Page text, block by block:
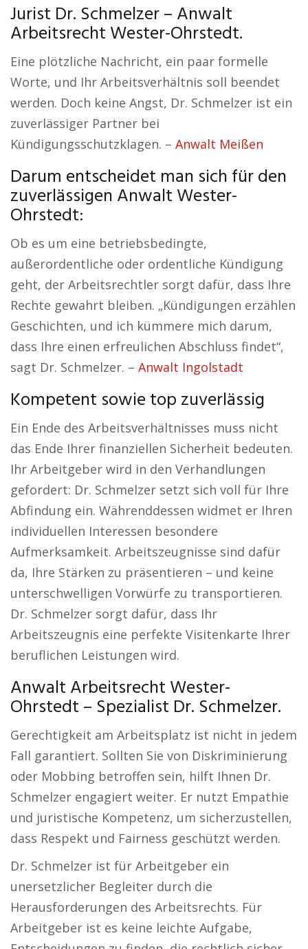
Jurist Dr. Schmelzer – Anwalt
Arbeitsrecht Wester-Ohrstedt.
Eine plötzliche Nachricht, ein paar formelle
Worte, und Ihr Arbeitsverhältnis soll beendet
werden. Doch keine Angst, Dr. Schmelzer ist ein
zuverlässiger Partner bei
Kündigungsschutzklagen. – Anwalt Meißen
Darum entscheidet man sich für den
zuverlässigen Anwalt Wester-
Ohrstedt:
Ob es um eine betriebsbedingte,
außerordentliche oder ordentliche Kündigung
geht, der Arbeitsrechtler sorgt dafür, dass Ihre
Rechte gewahrt bleiben. „Kündigungen erzählen
Geschichten, und ich kümmere mich darum,
dass Ihre einen erfreulichen Abschluss findet“,
sagt Dr. Schmelzer. – Anwalt Ingolstadt
Kompetent sowie top zuverlässig
Ein Ende des Arbeitsverhältnisses muss nicht
das Ende Ihrer finanziellen Sicherheit bedeuten.
Ihr Arbeitgeber wird in den Verhandlungen
gefordert: Dr. Schmelzer setzt sich voll für Ihre
Abfindung ein. Währenddessen widmet er Ihren
individuellen Interessen besondere
Aufmerksamkeit. Arbeitszeugnisse sind dafür
da, Ihre Stärken zu präsentieren – und keine
unterschwelligen Vorwürfe zu transportieren.
Dr. Schmelzer sorgt dafür, dass Ihr
Arbeitszeugnis eine perfekte Visitenkarte Ihrer
beruflichen Leistungen wird.
Anwalt Arbeitsrecht Wester-
Ohrstedt – Spezialist Dr. Schmelzer.
Gerechtigkeit am Arbeitsplatz ist nicht in jedem
Fall garantiert. Sollten Sie von Diskriminierung
oder Mobbing betroffen sein, hilft Ihnen Dr.
Schmelzer engagiert weiter. Er nutzt Empathie
und juristische Kompetenz, um sicherzustellen,
dass Respekt und Fairness geschützt werden.
Dr. Schmelzer ist für Arbeitgeber ein
unersetzlicher Begleiter durch die
Herausforderungen des Arbeitsrechts. Für
Arbeitgeber ist es keine leichte Aufgabe,